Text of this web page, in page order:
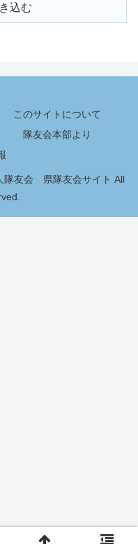
込む
このサイトについて
隊友会本部より
隊友会 県隊友会サイト All